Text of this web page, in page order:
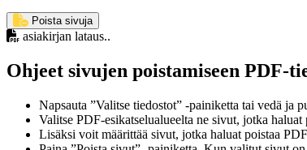
Poista sivuja
asiakirjan lataus..
Ohjeet sivujen poistamiseen PDF-
Napsauta ”Valitse tiedostot” -painiketta tai vedä ja
Valitse PDF-esikatselualueelta ne sivut, jotka haluat
Lisäksi voit määrittää sivut, jotka haluat poistaa